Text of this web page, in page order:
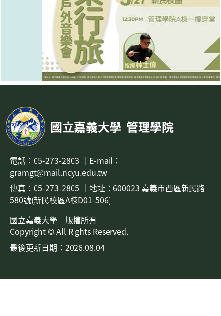
國立嘉義大學 管理學院
電話： 05-273-2803 ｜ E-mail：
gramgt@mail.ncyu.edu.tw
傳真：05-273-2805 ｜地址： 600023 嘉義市西區新民路
580號(新民校區A棟D01-506)
國立嘉義大學 版權所有
Copyright © All Rights Reserved.
最後更新日期：2026.08.04